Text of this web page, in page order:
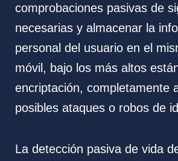
comprobaciones pasivas de
necesarias y almacenar la
personal del usuario en el
móvil, bajo los más altos
encriptación, completamente
posibles ataques o robos de
La detección pasiva de vida